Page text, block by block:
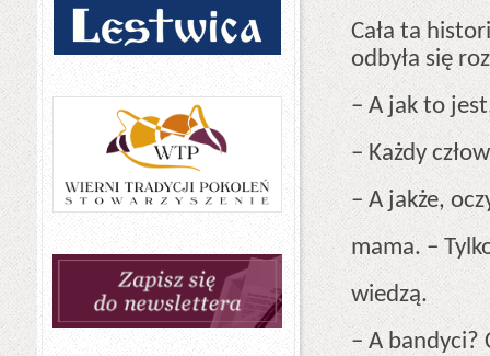
Cała ta
odbyła się
– A jak to
– Każdy
– A jakże,
mama. –
wiedzą.
– A bandyci?